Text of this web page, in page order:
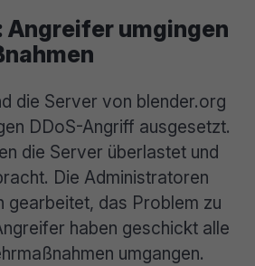
Angreifer umgingen
die Server von blender.org
DDoS-Angriff ausgesetzt.
die Server überlastet und
Die Administratoren
gearbeitet, das Problem zu
haben geschickt alle
umgangen.